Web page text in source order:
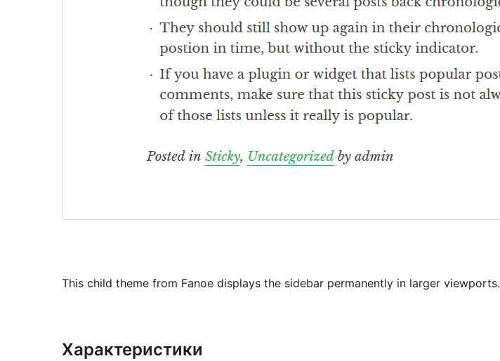
This child theme from Fanoe displays the sidebar permanently in larger viewports.
Характеристики